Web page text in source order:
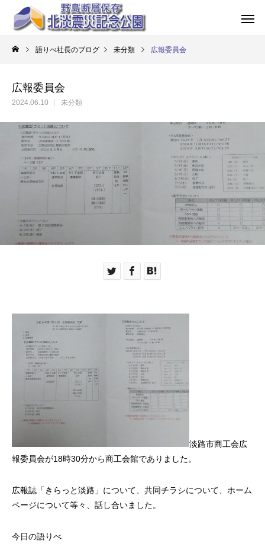
語りべ社長のブログ 未分類 広報委員会
広報委員会
2024.06.10 未分類
淡路市商工会広
報委員会が18時30分から商工会館でありました。
広報誌「きらっと淡路」について、共同チラシについて、ホーム
ページについて等々、話し合いました。
今日の語りべ